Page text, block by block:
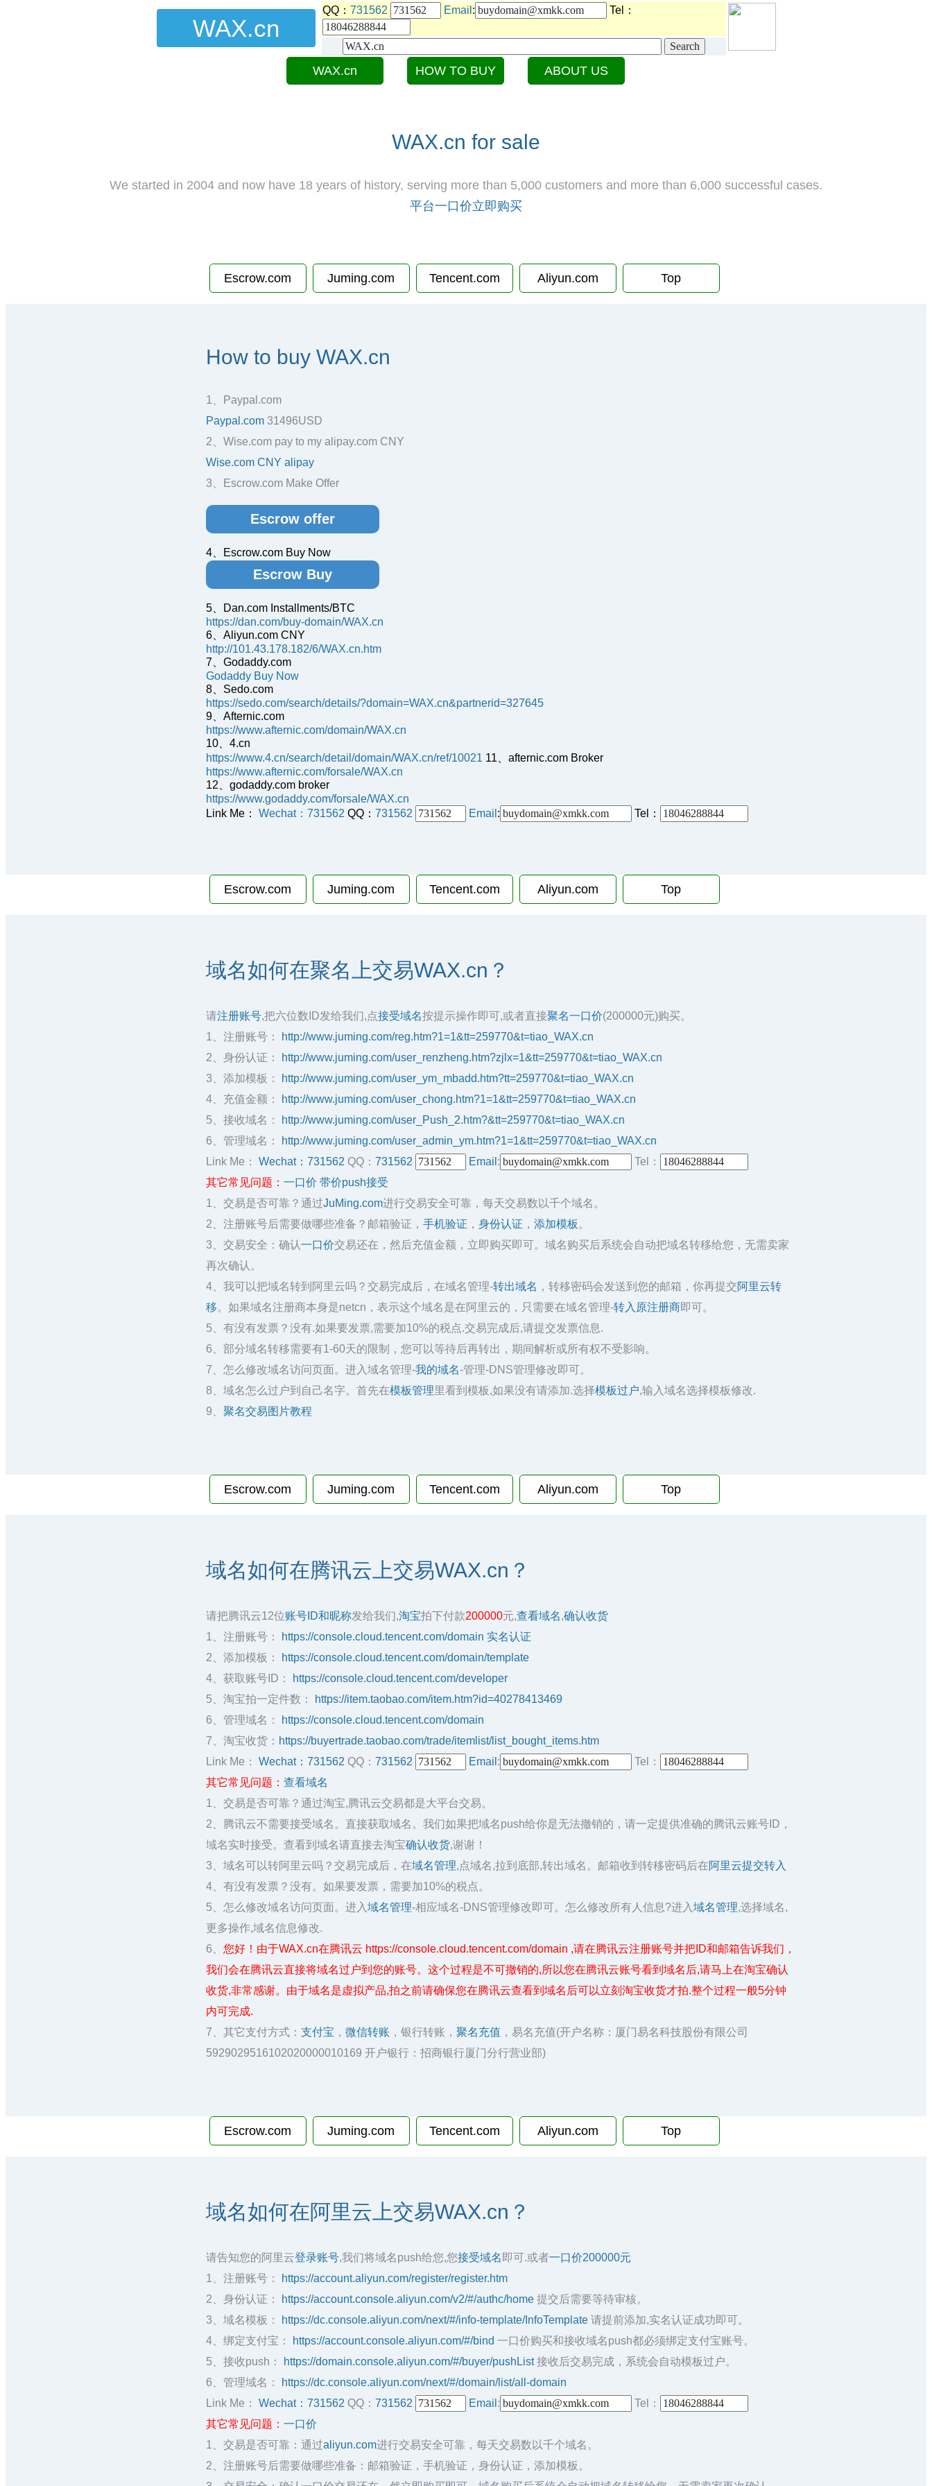
WAX.cn
QQ： 731562 Email : Tel：
WAX.cn HOW TO BUY ABOUT US
WAX.cn for sale
We started in 2004 and now have 18 years of history, serving more than 5,000 customers and more than 6,000 successful cases.
平台一口价立即购买
Escrow.com Juming.com Tencent.com Aliyun.com Top
How to buy WAX.cn
1、Paypal.com
Paypal.com 31496USD
2、Wise.com pay to my alipay.com CNY
Wise.com CNY alipay
3、Escrow.com Make Offer
Escrow offer
4、Escrow.com Buy Now
Escrow Buy
5、Dan.com Installments/BTC
https://dan.com/buy-domain/WAX.cn
6、Aliyun.com CNY
http://101.43.178.182/6/WAX.cn.htm
7、Godaddy.com
Godaddy Buy Now
8、Sedo.com
https://sedo.com/search/details/?domain=WAX.cn&partnerid=327645
9、Afternic.com
https://www.afternic.com/domain/WAX.cn
10、4.cn
https://www.4.cn/search/detail/domain/WAX.cn/ref/10021 11、afternic.com Broker
https://www.afternic.com/forsale/WAX.cn
12、godaddy.com broker
https://www.godaddy.com/forsale/WAX.cn
Link Me： Wechat：731562 QQ： 731562 Email : Tel：
Escrow.com Juming.com Tencent.com Aliyun.com Top
域名如何在聚名上交易WAX.cn？
请注册账号,把六位数ID发给我们,点接受域名按提示操作即可,或者直接聚名一口价(200000元)购买。
1、注册账号：
http://www.juming.com/reg.htm?1=1&tt=259770&t=tiao_WAX.cn
2、身份认证：
http://www.juming.com/user_renzheng.htm?zjlx=1&tt=259770&t=tiao_WAX.cn
3、添加模板：
http://www.juming.com/user_ym_mbadd.htm?tt=259770&t=tiao_WAX.cn
4、充值金额：
http://www.juming.com/user_chong.htm?1=1&tt=259770&t=tiao_WAX.cn
5、接收域名：
http://www.juming.com/user_Push_2.htm?&tt=259770&t=tiao_WAX.cn
6、管理域名：
http://www.juming.com/user_admin_ym.htm?1=1&tt=259770&t=tiao_WAX.cn
Link Me： Wechat：731562 QQ： 731562 Email :
Tel：
其它常见问题： 一口价 带价push接受
1、交易是否可靠？通过JuMing.com进行交易安全可靠，每天交易数以千个域名。
2、注册账号后需要做哪些准备？邮箱验证， 手机验证 ， 身份认证 ， 添加模板 。
3、交易安全：确认一口价交易还在，然后充值金额，立即购买即可。域名购买后系统会自动把域名转移给您，无需卖家
再次确认。
4、我可以把域名转到阿里云吗？交易完成后，在域名管理-转出域名 ，转移密码会发送到您的邮箱，你再提交阿里云转
移。如果域名注册商本身是netcn，表示这个域名是在阿里云的，只需要在域名管理-转入原注册商即可。
5、有没有发票？没有.如果要发票,需要加10%的税点.交易完成后,请提交发票信息.
6、部分域名转移需要有1-60天的限制，您可以等待后再转出，期间解析或所有权不受影响。
7、怎么修改域名访问页面。进入域名管理-我的域名-管理-DNS管理修改即可。
8、域名怎么过户到自己名字。首先在模板管理里看到模板,如果没有请添加.选择模板过户,输入域名选择模板修改.
9、 聚名交易图片教程
Escrow.com Juming.com Tencent.com Aliyun.com Top
域名如何在腾讯云上交易WAX.cn？
请把腾讯云12位账号ID和昵称发给我们,淘宝拍下付款200000元,查看域名,确认收货
1、注册账号：
https://console.cloud.tencent.com/domain 实名认证
2、添加模板：
https://console.cloud.tencent.com/domain/template
4、获取账号ID：
https://console.cloud.tencent.com/developer
5、淘宝拍一定件数：
https://item.taobao.com/item.htm?id=40278413469
6、管理域名：
https://console.cloud.tencent.com/domain
7、淘宝收货： https://buyertrade.taobao.com/trade/itemlist/list_bought_items.htm
Link Me： Wechat：731562 QQ： 731562 Email :
Tel：
其它常见问题： 查看域名
1、交易是否可靠？通过淘宝,腾讯云交易都是大平台交易。
2、腾讯云不需要接受域名。直接获取域名。我们如果把域名push给你是无法撤销的，请一定提供准确的腾讯云账号ID，
域名实时接受。查看到域名请直接去淘宝确认收货,谢谢！
3、域名可以转阿里云吗？交易完成后，在域名管理,点域名,拉到底部,转出域名。邮箱收到转移密码后在阿里云提交转入
4、有没有发票？没有。如果要发票，需要加10%的税点。
5、怎么修改域名访问页面。进入域名管理-相应域名-DNS管理修改即可。怎么修改所有人信息?进入域名管理,选择域名,
更多操作,域名信息修改.
6、 您好！由于WAX.cn在腾讯云 https://console.cloud.tencent.com/domain ,请在腾讯云注册账号并把ID和邮箱告诉我们，
我们会在腾讯云直接将域名过户到您的账号。这个过程是不可撤销的,所以您在腾讯云账号看到域名后,请马上在淘宝确认
收货,非常感谢。由于域名是虚拟产品,拍之前请确保您在腾讯云查看到域名后可以立刻淘宝收货才拍.整个过程一般5分钟
内可完成.
7、其它支付方式： 支付宝 ， 微信转账 ，银行转账， 聚名充值 ，易名充值(开户名称：厦门易名科技股份有限公司
5929029516102020000010169 开户银行：招商银行厦门分行营业部)
Escrow.com Juming.com Tencent.com Aliyun.com Top
域名如何在阿里云上交易WAX.cn？
请告知您的阿里云登录账号,我们将域名push给您,您接受域名 即可.或者一口价200000元
1、注册账号：
https://account.aliyun.com/register/register.htm
2、身份认证：
https://account.console.aliyun.com/v2/#/authc/home 提交后需要等待审核。
3、域名模板：
https://dc.console.aliyun.com/next/#/info-template/InfoTemplate 请提前添加,实名认证成功即可。
4、绑定支付宝：
https://account.console.aliyun.com/#/bind 一口价购买和接收域名push都必须绑定支付宝账号。
5、接收push：
https://domain.console.aliyun.com/#/buyer/pushList接收后交易完成，系统会自动模板过户。
6、管理域名：
https://dc.console.aliyun.com/next/#/domain/list/all-domain
Link Me： Wechat：731562 QQ： 731562 Email :
Tel：
其它常见问题： 一口价
1、交易是否可靠：通过aliyun.com进行交易安全可靠，每天交易数以千个域名。
2、注册账号后需要做哪些准备：邮箱验证，手机验证，身份认证，添加模板。